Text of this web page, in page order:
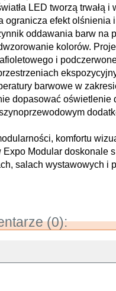
LED tworzą trwałą
ogranicza efekt olśnienia
oddawania barw na
kolorów.
i
barwowe w
dopasować oświetlenie
komfortu
Modular doskonale
salach wystawowych i
(0):